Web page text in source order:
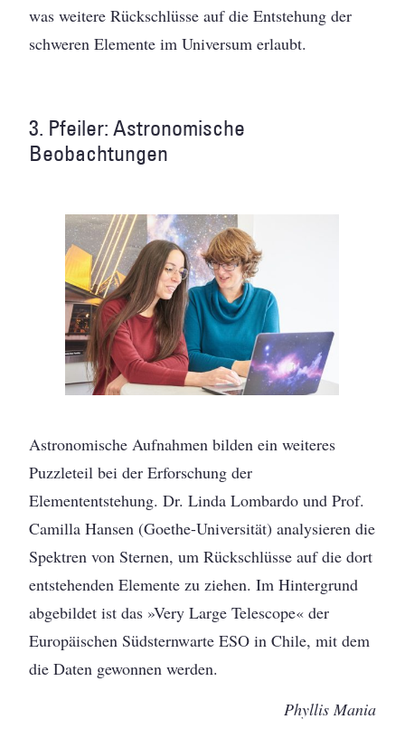
was weitere Rückschlüsse auf die Entstehung der
schweren Elemente im Universum erlaubt.
3. Pfeiler: Astronomische
Beobachtungen
Astronomische Aufnahmen bilden ein weiteres
Puzzleteil bei der Erforschung der
Elemententstehung. Dr. Linda Lombardo und Prof.
Camilla Hansen (Goethe-Universität) analysieren die
Spektren von Sternen, um Rückschlüsse auf die dort
entstehenden Elemente zu ziehen. Im Hintergrund
abgebildet ist das »Very Large Telescope« der
Europäischen Südsternwarte ESO in Chile, mit dem
die Daten gewonnen werden.
Phyllis Mania